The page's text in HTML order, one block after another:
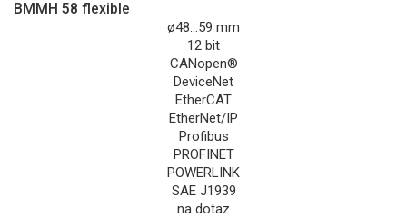
BMMH 58 flexible
ø48...59 mm
12 bit
CANopen®
DeviceNet
EtherCAT
EtherNet/IP
Profibus
PROFINET
POWERLINK
SAE J1939
na dotaz